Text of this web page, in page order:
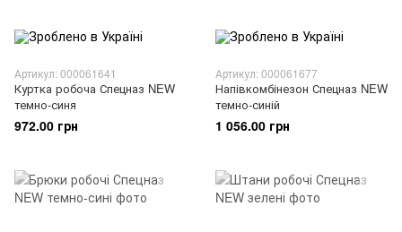
Артикул: 000061641
Куртка робоча Спецназ NEW
темно-синя
972.00 грн
Артикул: 000061677
Напівкомбінезон Спецназ NEW
темно-синій
1 056.00 грн